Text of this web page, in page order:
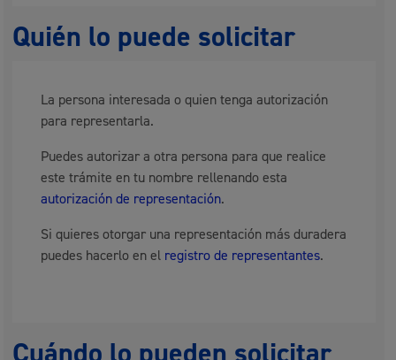
Quién lo puede solicitar
La persona interesada o quien tenga autorización
para representarla.
Puedes autorizar a otra persona para que realice
este trámite en tu nombre rellenando esta
autorización de representación.
Si quieres otorgar una representación más duradera
puedes hacerlo en el registro de representantes.